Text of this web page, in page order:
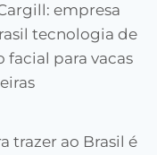
empresa
tecnologia de
para vacas
trazer ao Brasil é